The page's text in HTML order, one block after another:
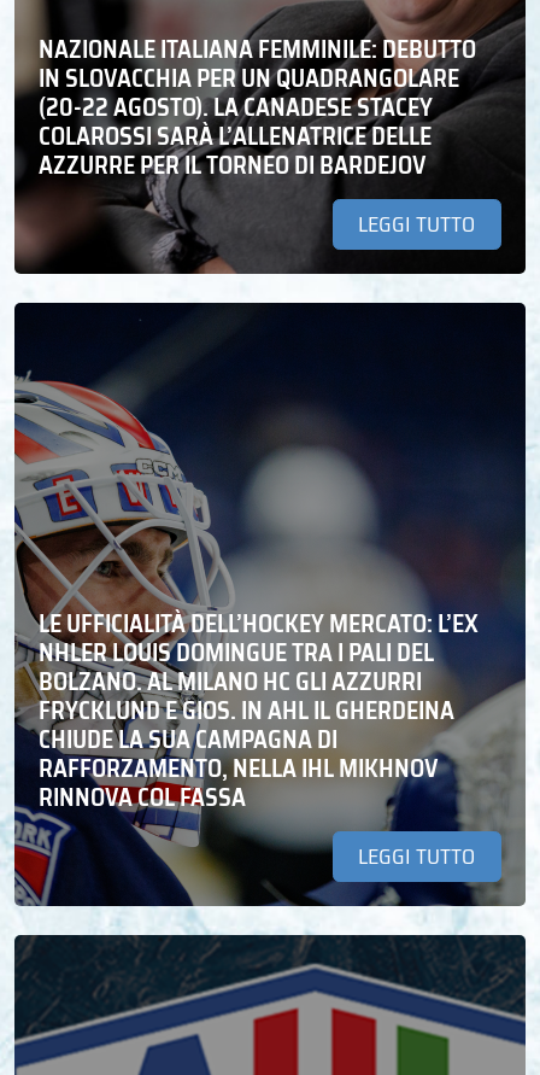
NAZIONALE ITALIANA FEMMINILE: DEBUTTO
IN SLOVACCHIA PER UN QUADRANGOLARE
(20-22 AGOSTO). LA CANADESE STACEY
COLAROSSI SARÀ L’ALLENATRICE DELLE
AZZURRE PER IL TORNEO DI BARDEJOV
LEGGI TUTTO
LE UFFICIALITÀ DELL’HOCKEY MERCATO: L’EX
NHLER LOUIS DOMINGUE TRA I PALI DEL
BOLZANO. AL MILANO HC GLI AZZURRI
FRYCKLUND E GIOS. IN AHL IL GHERDEINA
CHIUDE LA SUA CAMPAGNA DI
RAFFORZAMENTO, NELLA IHL MIKHNOV
RINNOVA COL FASSA
LEGGI TUTTO